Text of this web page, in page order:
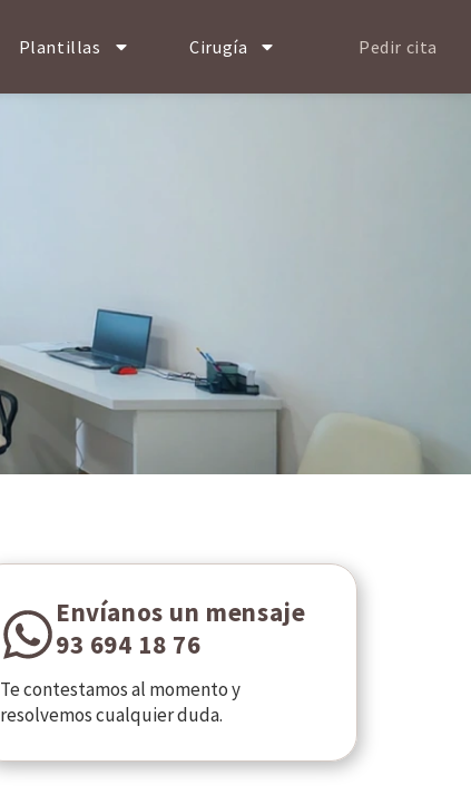
Plantillas Cirugía Pedir cita
Envíanos un mensaje
93 694 18 76
Te contestamos al momento y
resolvemos cualquier duda.